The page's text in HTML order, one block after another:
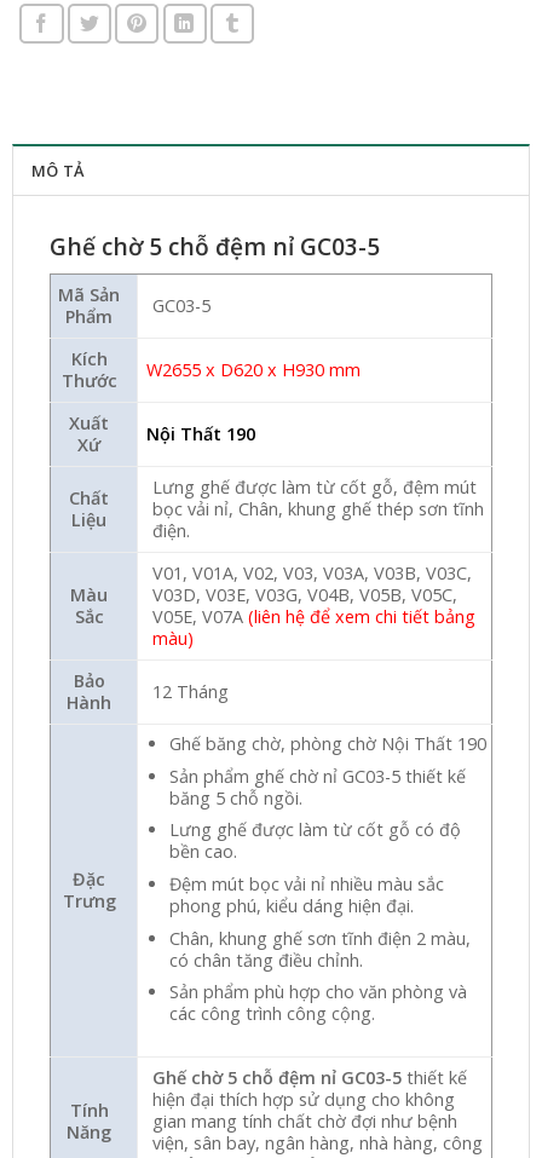
MÔ TẢ
Ghế chờ 5 chỗ đệm nỉ GC03-5
Mã Sản
Phẩm
GC03-5
Kích
Thước
W2655 x D620 x H930 mm
Xuất
Xứ
Nội Thất 190
Chất
Liệu
Lưng ghế được làm từ cốt gỗ, đệm mút
bọc vải nỉ, Chân, khung ghế thép sơn tĩnh
điện.
Màu
Sắc
V01, V01A, V02, V03, V03A, V03B, V03C,
V03D, V03E, V03G, V04B, V05B, V05C,
V05E, V07A(liên hệ để xem chi tiết bảng
màu)
Bảo
Hành
12 Tháng
Đặc
Trưng
Ghế băng chờ, phòng chờ Nội Thất 190
Sản phẩm ghế chờ nỉ GC03-5 thiết kế
băng 5 chỗ ngồi.
Lưng ghế được làm từ cốt gỗ có độ
bền cao.
Đệm mút bọc vải nỉ nhiều màu sắc
phong phú, kiểu dáng hiện đại.
Chân, khung ghế sơn tĩnh điện 2 màu,
có chân tăng điều chỉnh.
Sản phẩm phù hợp cho văn phòng và
các công trình công cộng.
Tính
Năng
Ghế chờ 5 chỗ đệm nỉ GC03-5 thiết kế
hiện đại thích hợp sử dụng cho không
gian mang tính chất chờ đợi như bệnh
viện, sân bay, ngân hàng, nhà hàng, công